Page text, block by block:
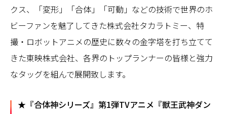
クス、「変形」「合体」「可動」などの技術で世界のホ
ビーファンを魅了してきた株式会社タカラトミー、特
撮・ロボットアニメの歴史に数々の金字塔を打ち立てて
きた東映株式会社、各界のトップランナーの皆様と強力
なタッグを組んで展開致します。
★『合体神シリーズ』第1弾TVアニメ『獣王武神ダン